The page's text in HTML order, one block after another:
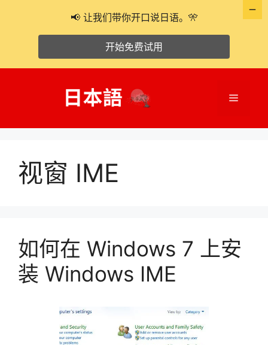
菜
视窗 IME
如何在 Windows 7 上安
装 Windows IME
📢 让我们带你开口说日语。🎌
开始免费试用